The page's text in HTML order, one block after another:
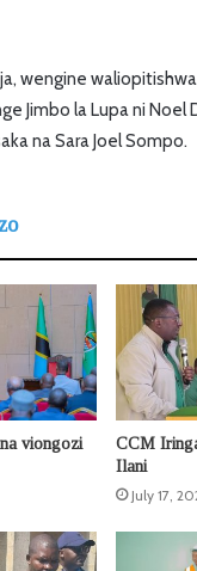
wengine
Jimbo la Lupa ni Noel
na Sara Joel Sompo.
viongozi
CCM
Ilani
July 17,